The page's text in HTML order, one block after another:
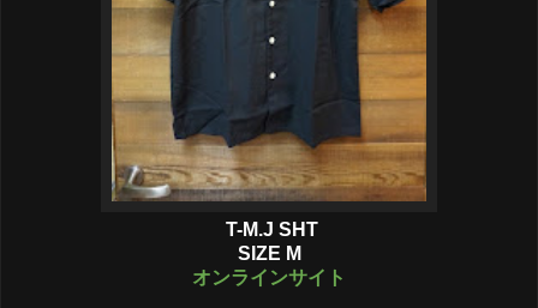
T-M.J SHT
SIZE M
オンラインサイト